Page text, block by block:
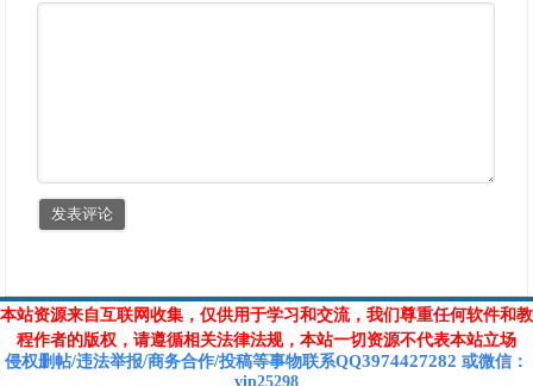
本站资源来自互联网收集，仅供用于学习和交流，我们尊重任何软件和教
程作者的版权，请遵循相关法律法规，本站一切资源不代表本站立场
侵权删帖/违法举报/商务合作/投稿等事物联系QQ3974427282 或微信 ：
vip25298